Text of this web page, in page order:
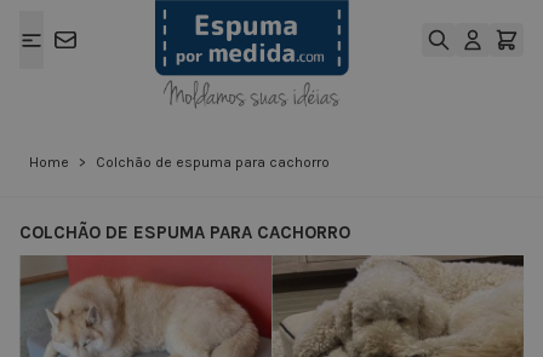
Home > Colchão de espuma para cachorro
COLCHÃO DE ESPUMA PARA CACHORRO
View larger image View larger